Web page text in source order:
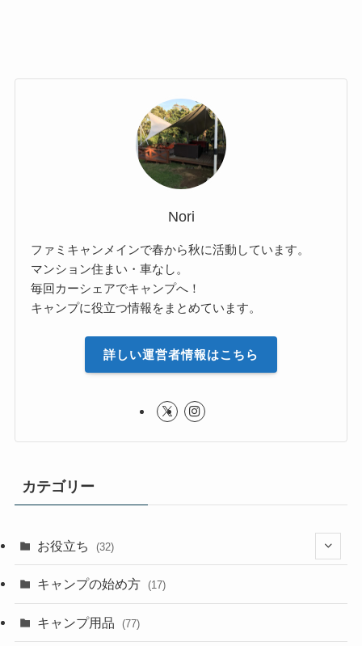
Nori
ファミキャンメインで春から秋に活動しています。
マンション住まい・車なし。
毎回カーシェアでキャンプへ！
キャンプに役立つ情報をまとめています。
詳しい運営者情報はこちら
カテゴリー
お役立ち (32)
(4)
キャンプの始め方 (17)
キャンプ用品 (77)